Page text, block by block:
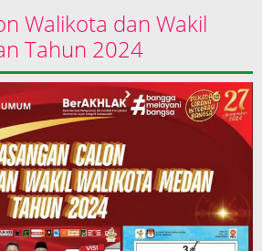
Walikota dan Wakil
Tahun 2024